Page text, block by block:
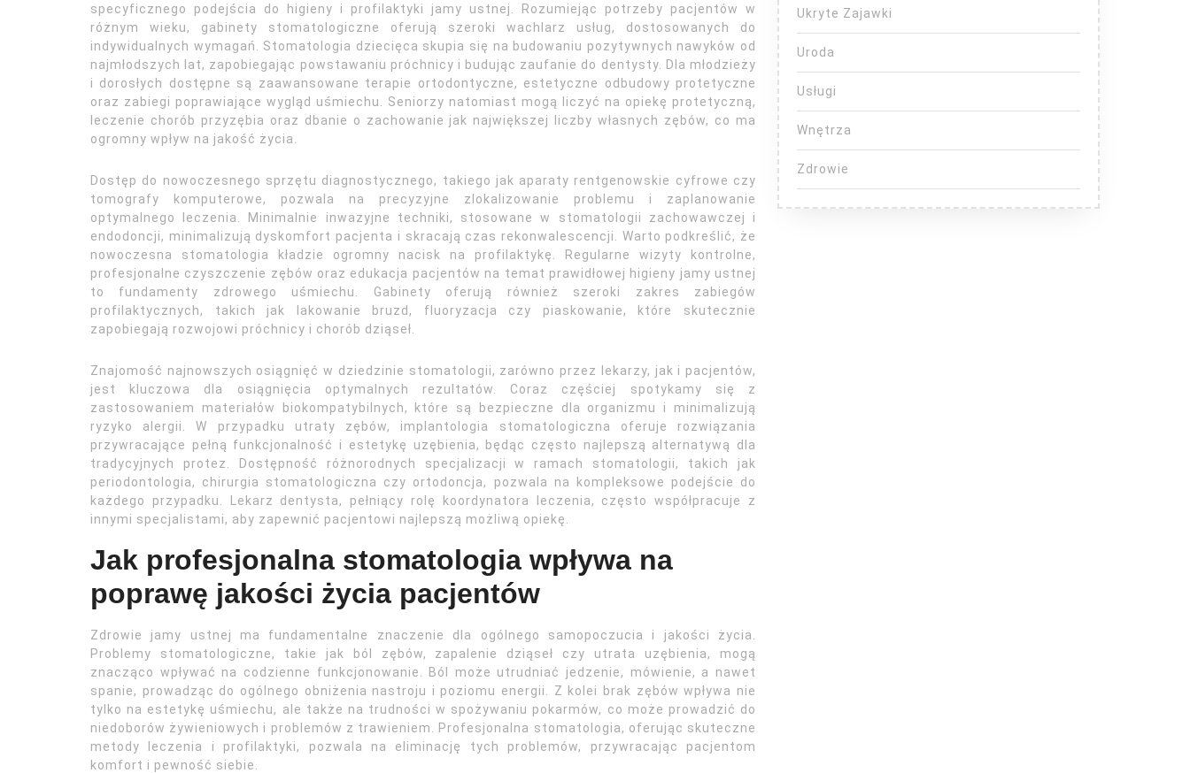
specyficznego podejścia do higieny i profilaktyki jamy ustnej. Rozumiejąc potrzeby pacjentów w
różnym wieku, gabinety stomatologiczne oferują szeroki wachlarz usług, dostosowanych do
indywidualnych wymagań. Stomatologia dziecięca skupia się na budowaniu pozytywnych nawyków od
najmłodszych lat, zapobiegając powstawaniu próchnicy i budując zaufanie do dentysty. Dla młodzieży
i dorosłych dostępne są zaawansowane terapie ortodontyczne, estetyczne odbudowy protetyczne
oraz zabiegi poprawiające wygląd uśmiechu. Seniorzy natomiast mogą liczyć na opiekę protetyczną,
leczenie chorób przyzębia oraz dbanie o zachowanie jak największej liczby własnych zębów, co ma
ogromny wpływ na jakość życia.
Dostęp do nowoczesnego sprzętu diagnostycznego, takiego jak aparaty rentgenowskie cyfrowe czy
tomografy komputerowe, pozwala na precyzyjne zlokalizowanie problemu i zaplanowanie
optymalnego leczenia. Minimalnie inwazyjne techniki, stosowane w stomatologii zachowawczej i
endodoncji, minimalizują dyskomfort pacjenta i skracają czas rekonwalescencji. Warto podkreślić, że
nowoczesna stomatologia kładzie ogromny nacisk na profilaktykę. Regularne wizyty kontrolne,
profesjonalne czyszczenie zębów oraz edukacja pacjentów na temat prawidłowej higieny jamy ustnej
to fundamenty zdrowego uśmiechu. Gabinety oferują również szeroki zakres zabiegów
profilaktycznych, takich jak lakowanie bruzd, fluoryzacja czy piaskowanie, które skutecznie
zapobiegają rozwojowi próchnicy i chorób dziąseł.
Znajomość najnowszych osiągnięć w dziedzinie stomatologii, zarówno przez lekarzy, jak i pacjentów,
jest kluczowa dla osiągnięcia optymalnych rezultatów. Coraz częściej spotykamy się z
zastosowaniem materiałów biokompatybilnych, które są bezpieczne dla organizmu i minimalizują
ryzyko alergii. W przypadku utraty zębów, implantologia stomatologiczna oferuje rozwiązania
przywracające pełną funkcjonalność i estetykę uzębienia, będąc często najlepszą alternatywą dla
tradycyjnych protez. Dostępność różnorodnych specjalizacji w ramach stomatologii, takich jak
periodontologia, chirurgia stomatologiczna czy ortodoncja, pozwala na kompleksowe podejście do
każdego przypadku. Lekarz dentysta, pełniący rolę koordynatora leczenia, często współpracuje z
innymi specjalistami, aby zapewnić pacjentowi najlepszą możliwą opiekę.
Jak profesjonalna stomatologia wpływa na
poprawę jakości życia pacjentów
Zdrowie jamy ustnej ma fundamentalne znaczenie dla ogólnego samopoczucia i jakości życia.
Problemy stomatologiczne, takie jak ból zębów, zapalenie dziąseł czy utrata uzębienia, mogą
znacząco wpływać na codzienne funkcjonowanie. Ból może utrudniać jedzenie, mówienie, a nawet
spanie, prowadząc do ogólnego obniżenia nastroju i poziomu energii. Z kolei brak zębów wpływa nie
tylko na estetykę uśmiechu, ale także na trudności w spożywaniu pokarmów, co może prowadzić do
niedoborów żywieniowych i problemów z trawieniem. Profesjonalna stomatologia, oferując skuteczne
metody leczenia i profilaktyki, pozwala na eliminację tych problemów, przywracając pacjentom
komfort i pewność siebie.
Ukryte Zajawki
Uroda
Usługi
Wnętrza
Zdrowie